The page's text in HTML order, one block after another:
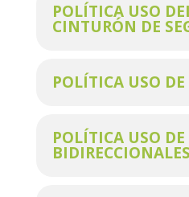
POLÍTICA USO
CINTURÓN DE
POLÍTICA USO DE
POLÍTICA USO
BIDIRECCIONALES